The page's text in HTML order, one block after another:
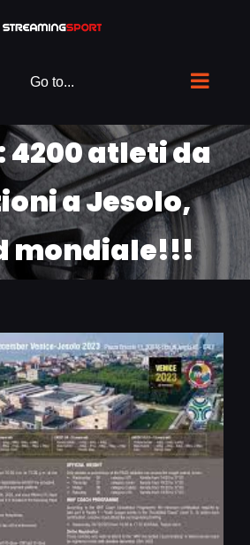
Go to...
4200 atleti da
a Jesolo,
mondiale!!!